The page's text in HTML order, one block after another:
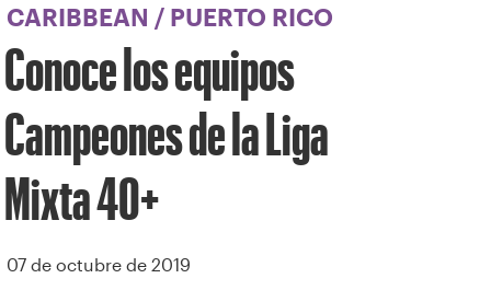
CARIBBEAN / PUERTO RICO
Conoce los equipos
Campeones de la Liga
Mixta 40+
07 de octubre de 2019